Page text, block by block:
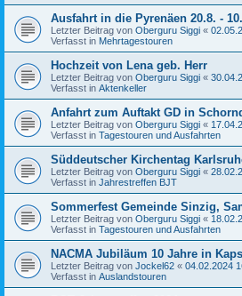
Ausfahrt in die Pyrenäen 20.8. -
Letzter Beitrag von Oberguru Siggi «
Verfasst in Mehrtagestouren
Hochzeit von Lena geb. Herr
Letzter Beitrag von Oberguru Siggi «
Verfasst in Aktenkeller
Anfahrt zum Auftakt GD in
Letzter Beitrag von Oberguru Siggi «
Verfasst in Tagestouren und Ausfahrten
Süddeutscher Kirchentag
Letzter Beitrag von Oberguru Siggi «
Verfasst in Jahrestreffen BJT
Sommerfest Gemeinde Sinzig,
Letzter Beitrag von Oberguru Siggi «
Verfasst in Tagestouren und Ausfahrten
NACMA Jubiläum 10 Jahre in
Letzter Beitrag von Jockel62 « 04.02.2024
Verfasst in Auslandstouren